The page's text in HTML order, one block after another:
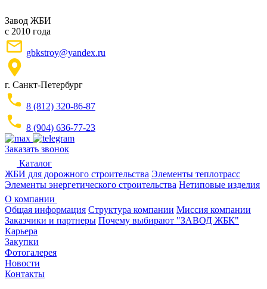
Завод ЖБИ
с 2010 года
gbkstroy@yandex.ru
г. Санкт-Петербург
8 (812) 320-86-87
8 (904) 636-77-23
Заказать звонок
Каталог
ЖБИ для дорожного строительства Элементы теплотрасс
Элементы энергетического строительства Нетиповые изделия
О компании
Общая информация Структура компании Миссия компании
Заказчики и партнеры Почему выбирают "ЗАВОД ЖБК"
Карьера
Закупки
Фотогалерея
Новости
Контакты